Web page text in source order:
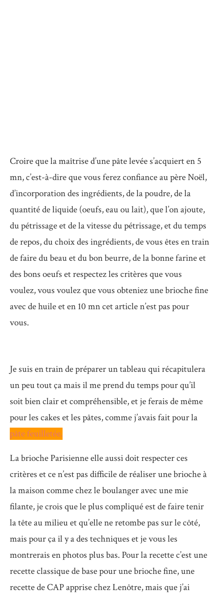
Croire que la maîtrise d’une pâte levée s’acquiert en 5
mn, c’est-à-dire que vous ferez confiance au père Noël,
d’incorporation des ingrédients, de la poudre, de la
quantité de liquide (oeufs, eau ou lait), que l’on ajoute,
du pétrissage et de la vitesse du pétrissage, et du temps
de repos, du choix des ingrédients, de vous êtes en train
de faire du beau et du bon beurre, de la bonne farine et
des bons oeufs et respectez les critères que vous
voulez, vous voulez que vous obteniez une brioche fine
avec de huile et en 10 mn cet article n’est pas pour
vous.
Je suis en train de préparer un tableau qui récapitulera
un peu tout ça mais il me prend du temps pour qu’il
soit bien clair et compréhensible, et je ferais de même
pour les cakes et les pâtes, comme j’avais fait pour la
pâte feuilletée.
La brioche Parisienne elle aussi doit respecter ces
critères et ce n’est pas difficile de réaliser une brioche à
la maison comme chez le boulanger avec une mie
filante, je crois que le plus compliqué est de faire tenir
la tête au milieu et qu’elle ne retombe pas sur le côté,
mais pour ça il y a des techniques et je vous les
montrerais en photos plus bas. Pour la recette c’est une
recette classique de base pour une brioche fine, une
recette de CAP apprise chez Lenôtre, mais que j’ai